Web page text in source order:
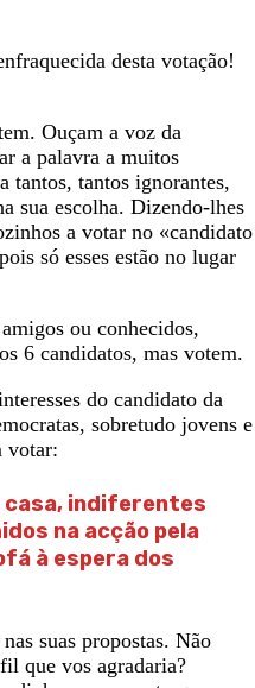
desta votação!
Ouçam a voz da
a palavra a muitos
tantos, tantos ignorantes,
sua escolha. Dizendo-lhes
a votar no «candidato
só esses estão no lugar
ou conhecidos,
6 candidatos, mas votem.
do candidato da
sobretudo jovens e
votar:
casa, indiferentes
na acção pela
à espera dos
suas propostas. Não
que vos agradaria?